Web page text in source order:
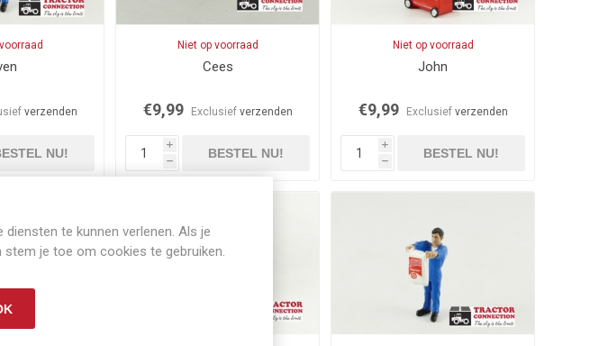
verzenden
NU!
Niet op voorraad
Cees
€9,99 Exclusief verzenden
i
h
BESTEL NU!
Niet op voorraad
John
€9,99 Exclusief verzenden
i
h
BESTEL NU!
te kunnen verlenen. Als je
je toe om cookies te gebruiken.